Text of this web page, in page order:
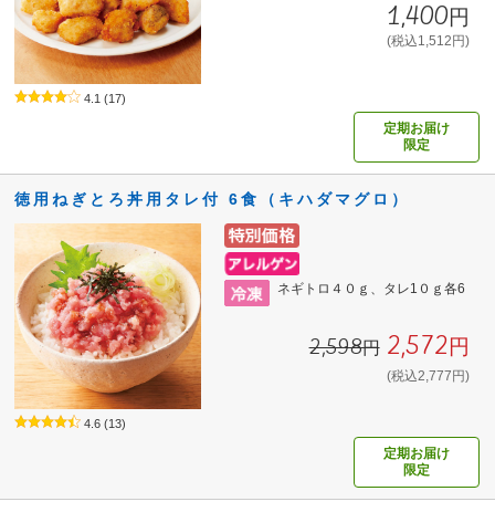
1,400円
(税込1,512円)
4.1 (17)
定期お届け
限定
徳用ねぎとろ丼用タレ付 6食（キハダマグロ）
ネギトロ４０ｇ、タレ1０ｇ各6
2,598円 2,572円
(税込2,777円)
4.6 (13)
定期お届け
限定